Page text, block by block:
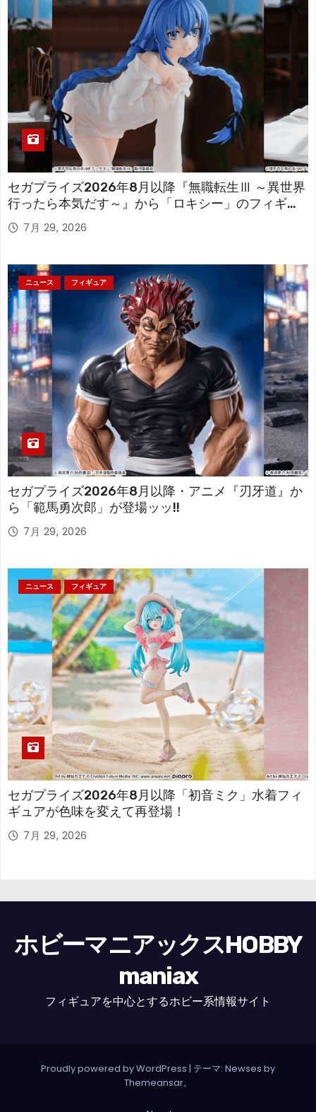
セガプライズ2026年8月以降『無職転生Ⅲ ～異世界
行ったら本気だす～』から「ロキシー」のフィギュ
アが登場！
7月 29, 2026
ニュース フィギュア
セガプライズ2026年8月以降・アニメ『刃牙道』か
ら「範馬勇次郎」が登場ッッ!!
7月 29, 2026
ニュース フィギュア
セガプライズ2026年8月以降「初音ミク」水着フィ
ギュアが色味を変えて再登場！
7月 29, 2026
ホビーマニアックスHOBBY
maniax
フィギュアを中心とするホビー系情報サイト
Proudly powered by WordPress | テーマ: Newses by
Themeansar。